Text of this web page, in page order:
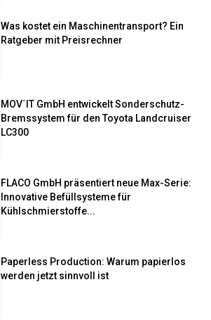
Was kostet ein Maschinentransport? Ein
Ratgeber mit Preisrechner
MOV´IT GmbH entwickelt Sonderschutz-
Bremssystem für den Toyota Landcruiser
LC300
FLACO GmbH präsentiert neue Max-Serie:
Innovative Befüllsysteme für
Kühlschmierstoffe...
Paperless Production: Warum papierlos
werden jetzt sinnvoll ist